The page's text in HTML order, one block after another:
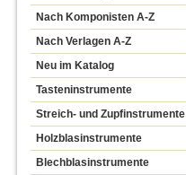
Nach Komponisten A-Z
Nach Verlagen A-Z
Neu im Katalog
Tasteninstrumente
Streich- und Zupfinstrumente
Holzblasinstrumente
Blechblasinstrumente